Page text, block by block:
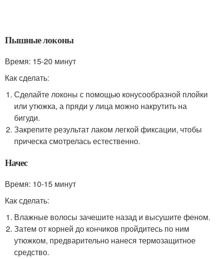
Пышные локоны
Время: 15-20 минут
Как сделать:
Сделайте локоны с помощью конусообразной плойки
или утюжка, а пряди у лица можно накрутить на
бигуди.
Закрепите результат лаком легкой фиксации, чтобы
прическа смотрелась естественно.
Начес
Время: 10-15 минут
Как сделать:
Влажные волосы зачешите назад и высушите феном.
Затем от корней до кончиков пройдитесь по ним
утюжком, предварительно нанеся термозащитное
средство.